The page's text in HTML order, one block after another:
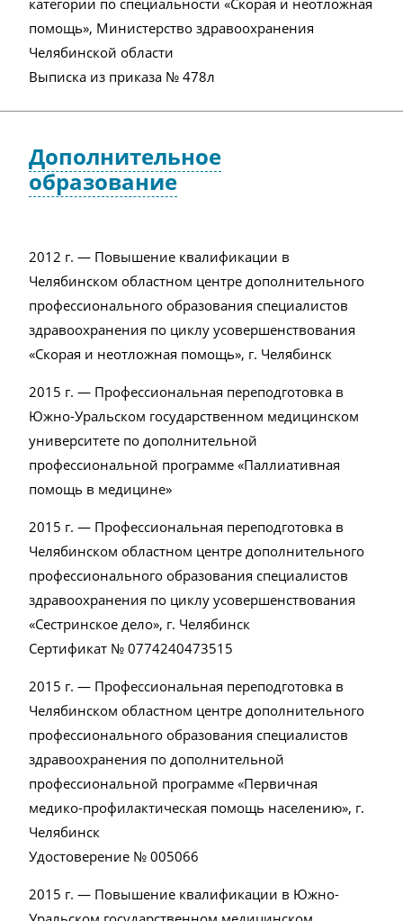
категории по специальности «Скорая и неотложная
помощь», Министерство здравоохранения
Челябинской области
Выписка из приказа № 478л
Дополнительное
образование
2012 г. — Повышение квалификации в
Челябинском областном центре дополнительного
профессионального образования специалистов
здравоохранения по циклу усовершенствования
«Скорая и неотложная помощь», г. Челябинск
2015 г. — Профессиональная переподготовка в
Южно-Уральском государственном медицинском
университете по дополнительной
профессиональной программе «Паллиативная
помощь в медицине»
2015 г. — Профессиональная переподготовка в
Челябинском областном центре дополнительного
профессионального образования специалистов
здравоохранения по циклу усовершенствования
«Сестринское дело», г. Челябинск
Сертификат № 0774240473515
2015 г. — Профессиональная переподготовка в
Челябинском областном центре дополнительного
профессионального образования специалистов
здравоохранения по дополнительной
профессиональной программе «Первичная
медико-профилактическая помощь населению», г.
Челябинск
Удостоверение № 005066
2015 г. — Повышение квалификации в Южно-